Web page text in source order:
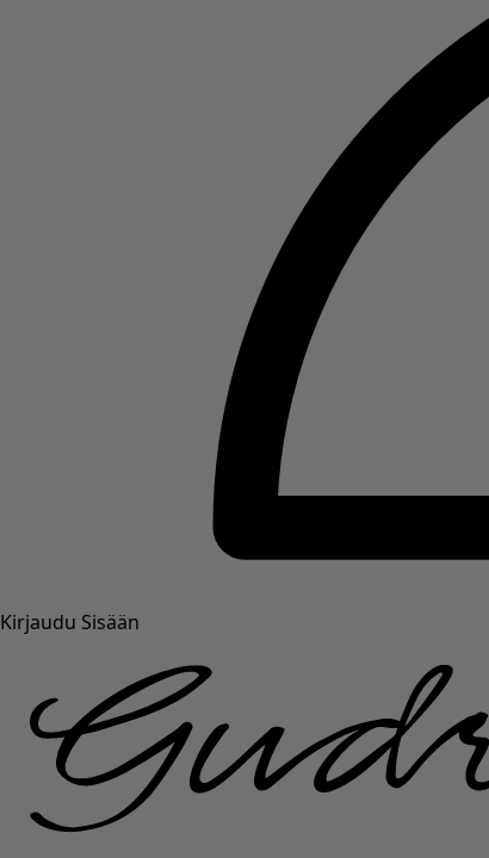
Kirjaudu Sisään